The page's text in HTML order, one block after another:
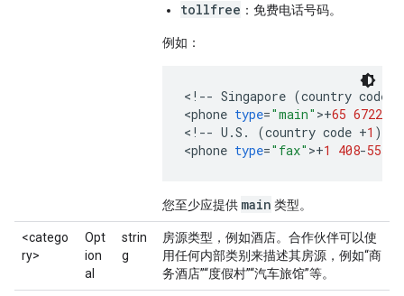
tollfree ：免费电话号码。
例如：
< ! -- Singapore (country code
<phone type="main" >+65 6722
< ! -- U .S . (country code +1 )
<phone type="fax" >+1 408-555
您至少应提供 main 类型。
<catego
ry>
Opt
ion
al
strin
g
房源类型，例如酒店。合作伙伴可以使
用任何内部类别来描述其房源，例如“商
务酒店”“度假村”“汽车旅馆”等。